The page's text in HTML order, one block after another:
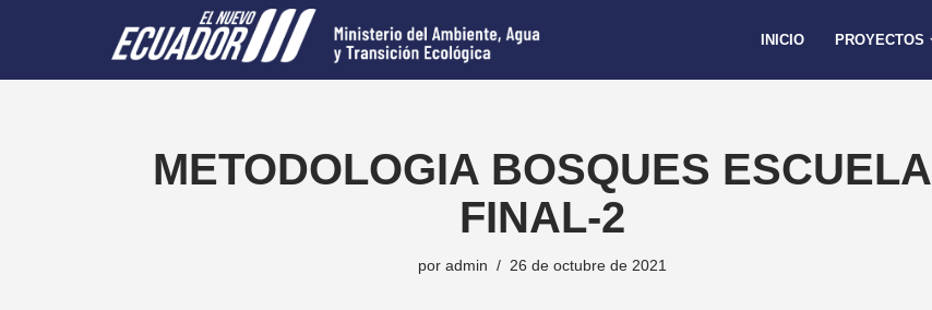
INICIO PROYECTOS
METODOLOGIA BOSQUES ESCUELA
FINAL-2
por admin 26 de octubre de 2021